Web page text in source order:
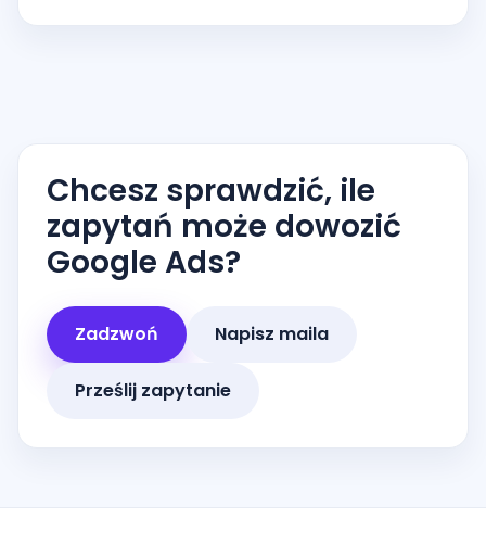
Chcesz sprawdzić, ile
zapytań może dowozić
Google Ads?
Zadzwoń Napisz maila
Prześlij zapytanie